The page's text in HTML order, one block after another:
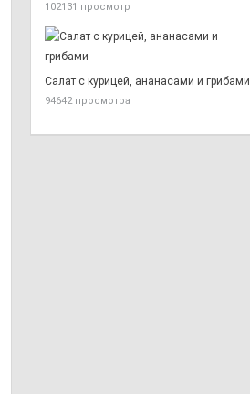
102131 просмотр
Салат с курицей, ананасами и грибами
94642 просмотра